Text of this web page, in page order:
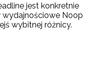
jest konkretnie
Noop
wybitnej różnicy.